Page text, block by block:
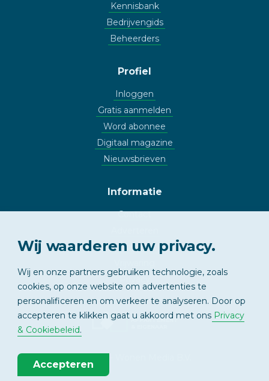
Kennisbank
Bedrijvengids
Beheerders
Profiel
Inloggen
Gratis aanmelden
Word abonnee
Digitaal magazine
Nieuwsbrieven
Informatie
Contact
Copyright
APPARTEMENT
Wij waarderen uw privacy.
Wij en onze partners gebruiken technologie, zoals
cookies, op onze website om advertenties te
personalificeren en om verkeer te analyseren. Door op
accepteren te klikken gaat u akkoord met ons Privacy
& Cookiebeleid.
Accepteren